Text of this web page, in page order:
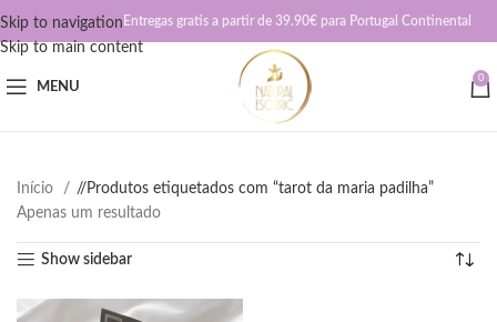
Skip to navigation
Skip to main content
Entregas gratis a partir de 39.90€ para Portugal Continental
MENU
0
Início / Produtos etiquetados com “tarot da maria padilha”
Apenas um resultado
Show sidebar